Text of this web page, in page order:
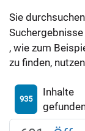
Sie
, wie zum
zu finden,
935
Inhalte